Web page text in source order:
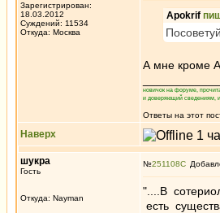
Зарегистрирован:
18.03.2012
Суждений: 11534
Откуда: Москва
Apokrif
А мне кроме
новичок на форуме,
и доверяющий сведениям,
Ответы на этот
Наверх
шукра
Гость
Откуда: Nayman
№251108
"....В
есть